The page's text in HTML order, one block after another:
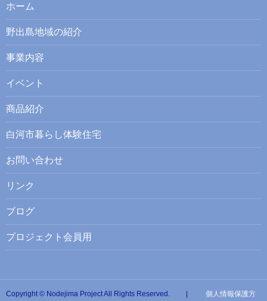
ホーム
野出島地域の紹介
事業内容
イベント
商品紹介
白河市暮らし体験住宅
お問い合わせ
リンク
ブログ
プロジェクト会員用
Copyright © Nodejima Project All Rights Reserved. | 個人情報保護方